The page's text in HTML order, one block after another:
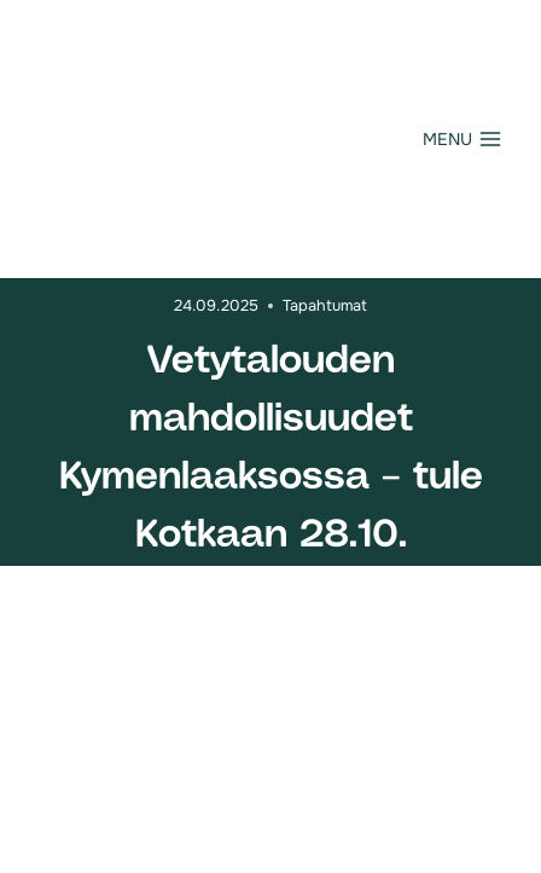
MENU
24.09.2025 Tapahtumat
Vetytalouden
mahdollisuudet
Kymenlaaksossa – tule
Kotkaan 28.10.